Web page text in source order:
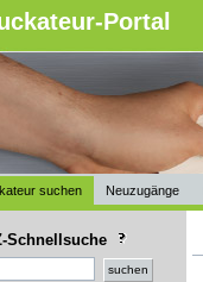
Portal
suchen Neuzugänge
Schnellsuche